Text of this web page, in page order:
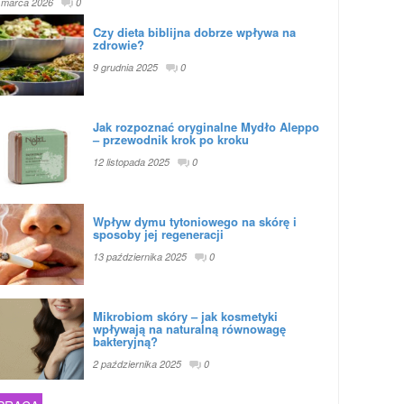
Czy dieta biblijna dobrze wpływa na
zdrowie?
9 grudnia 2025 0
Jak rozpoznać oryginalne Mydło Aleppo
– przewodnik krok po kroku
12 listopada 2025 0
Wpływ dymu tytoniowego na skórę i
sposoby jej regeneracji
13 października 2025 0
Mikrobiom skóry – jak kosmetyki
wpływają na naturalną równowagę
bakteryjną?
2 października 2025 0